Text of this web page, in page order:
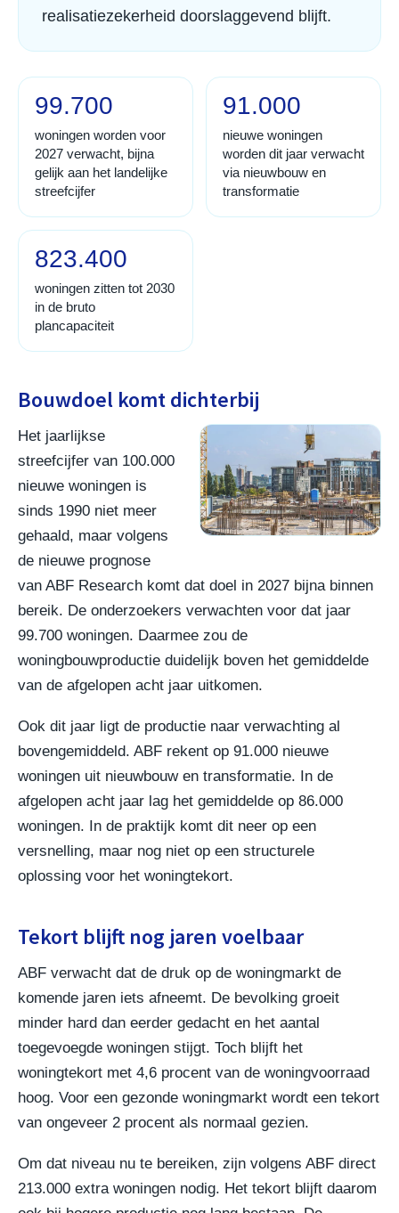
realisatiezekerheid doorslaggevend blijft.
99.700
woningen worden voor
2027 verwacht, bijna
gelijk aan het landelijke
streefcijfer
91.000
nieuwe woningen
worden dit jaar verwacht
via nieuwbouw en
transformatie
823.400
woningen zitten tot 2030
in de bruto
plancapaciteit
Bouwdoel komt dichterbij
Het jaarlijkse
streefcijfer van 100.000
nieuwe woningen is
sinds 1990 niet meer
gehaald, maar volgens
de nieuwe prognose
van ABF Research komt dat doel in 2027 bijna binnen
bereik. De onderzoekers verwachten voor dat jaar
99.700 woningen. Daarmee zou de
woningbouwproductie duidelijk boven het gemiddelde
van de afgelopen acht jaar uitkomen.
Ook dit jaar ligt de productie naar verwachting al
bovengemiddeld. ABF rekent op 91.000 nieuwe
woningen uit nieuwbouw en transformatie. In de
afgelopen acht jaar lag het gemiddelde op 86.000
woningen. In de praktijk komt dit neer op een
versnelling, maar nog niet op een structurele
oplossing voor het woningtekort.
Tekort blijft nog jaren voelbaar
ABF verwacht dat de druk op de woningmarkt de
komende jaren iets afneemt. De bevolking groeit
minder hard dan eerder gedacht en het aantal
toegevoegde woningen stijgt. Toch blijft het
woningtekort met 4,6 procent van de woningvoorraad
hoog. Voor een gezonde woningmarkt wordt een tekort
van ongeveer 2 procent als normaal gezien.
Om dat niveau nu te bereiken, zijn volgens ABF direct
213.000 extra woningen nodig. Het tekort blijft daarom